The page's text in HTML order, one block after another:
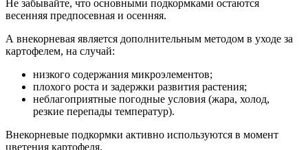
Не забывайте, что основными подкормками остаются
весенняя предпосевная и осенняя.
А внекорневая является дополнительным методом в уходе за
картофелем, на случай:
низкого содержания микроэлементов;
плохого роста и задержки развития растения;
неблагоприятные погодные условия (жара, холод,
резкие перепады температур).
Внекорневые подкормки активно используются в момент
цветения картофеля.